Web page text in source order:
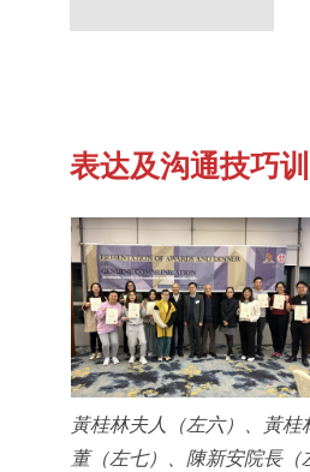
表达及沟通技巧
黃桂林夫人（左六）、黃桂
董（左七）、陳新安院長（